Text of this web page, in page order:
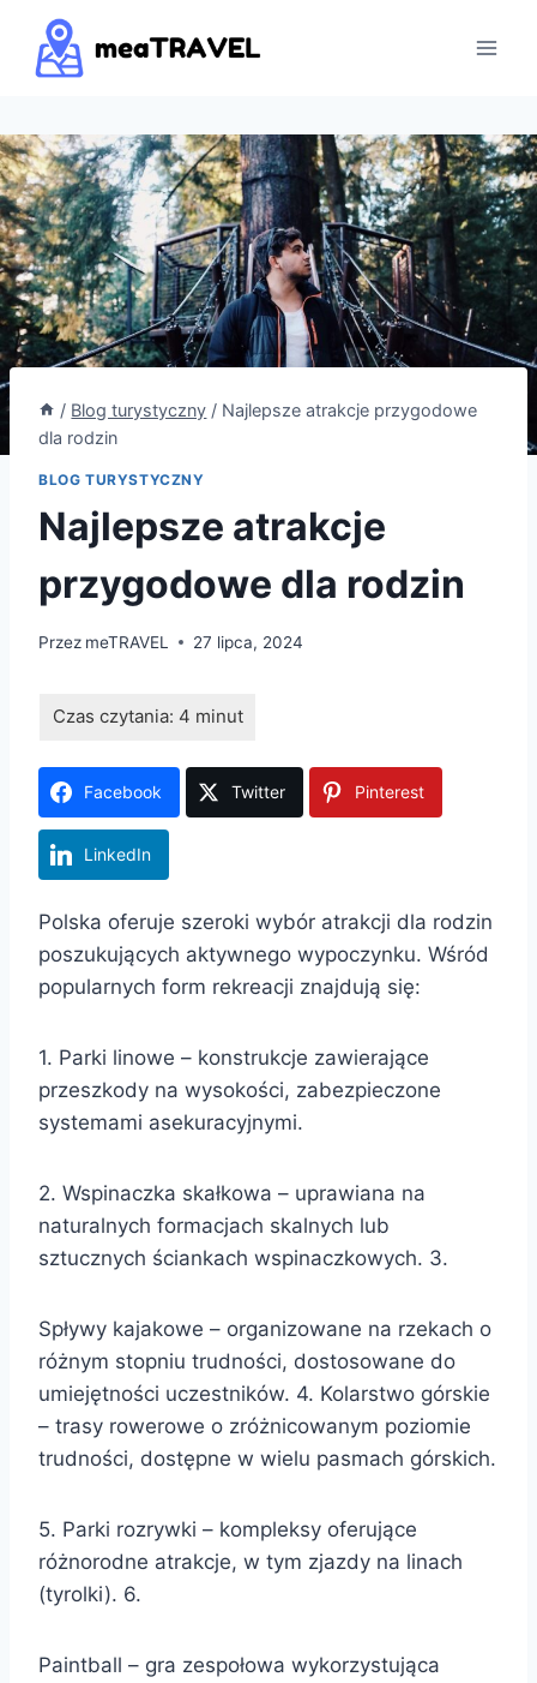
Przejdź
treści
/ Blog turystyczny / Najlepsze atrakcje przygodowe
dla rodzin
BLOG TURYSTYCZNY
Najlepsze atrakcje
przygodowe dla rodzin
Przez meTRAVEL 27 lipca, 2024
Facebook Twitter Pinterest
LinkedIn
Polska oferuje szeroki wybór atrakcji dla rodzin
poszukujących aktywnego wypoczynku. Wśród
popularnych form rekreacji znajdują się:
1. Parki linowe – konstrukcje zawierające
przeszkody na wysokości, zabezpieczone
systemami asekuracyjnymi.
2. Wspinaczka skałkowa – uprawiana na
naturalnych formacjach skalnych lub
sztucznych ściankach wspinaczkowych. 3.
Spływy kajakowe – organizowane na rzekach o
różnym stopniu trudności, dostosowane do
umiejętności uczestników. 4. Kolarstwo górskie
– trasy rowerowe o zróżnicowanym poziomie
trudności, dostępne w wielu pasmach górskich.
5. Parki rozrywki – kompleksy oferujące
różnorodne atrakcje, w tym zjazdy na linach
(tyrolki). 6.
Paintball – gra zespołowa wykorzystująca